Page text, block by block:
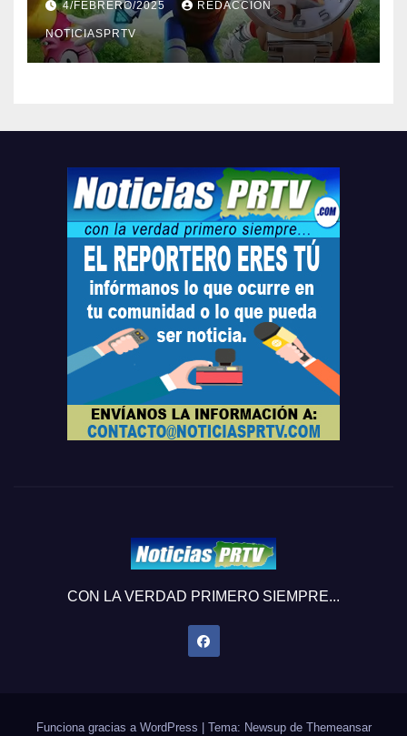
Relojes gratis para el que
compre ahora….
4/FEBRERO/2025 REDACCION
NOTICIASPRTV
CON LA VERDAD PRIMERO SIEMPRE...
Funciona gracias a WordPress | Tema: Newsup de Themeansar